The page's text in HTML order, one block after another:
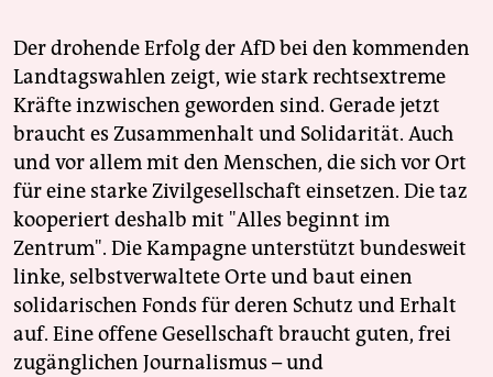
Der drohende Erfolg der AfD bei den kommenden
Landtagswahlen zeigt, wie stark rechtsextreme
Kräfte inzwischen geworden sind. Gerade jetzt
braucht es Zusammenhalt und Solidarität. Auch
und vor allem mit den Menschen, die sich vor Ort
für eine starke Zivilgesellschaft einsetzen. Die taz
kooperiert deshalb mit "Alles beginnt im
Zentrum". Die Kampagne unterstützt bundesweit
linke, selbstverwaltete Orte und baut einen
solidarischen Fonds für deren Schutz und Erhalt
auf. Eine offene Gesellschaft braucht guten, frei
zugänglichen Journalismus – und